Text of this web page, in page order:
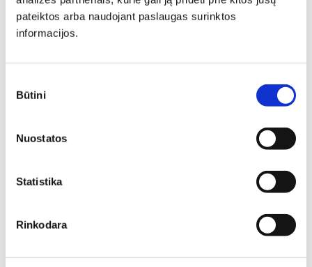
pateiktos arba naudojant paslaugas surinktos
informacijos.
pasirinkimas
Būtini
Nuostatos
Statistika
Rinkodara
Minkšti baldai yra vienas svarbiausių interjero elementų,
kuris suteikia erdvei jaukumo, estetikos ir patogumo. Jie
gali tapti pagrindiniu akcentu, subalansuoti kambario
Natūralios odos miegamojo baldai – baldai, lengvai
funkcionalumu ir tobulu dizainu pasižyminčius baldus
įkurdinsite toje namų patalpoje, kur jų funkcionalumas
platų šios kategorijos baldų spektrą – jie skiriasi